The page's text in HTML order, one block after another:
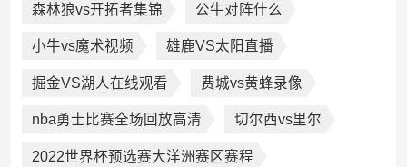
森林狼vs开拓者集锦 公牛对阵什么
小牛vs魔术视频 雄鹿VS太阳直播
掘金VS湖人在线观看 费城vs黄蜂录像
nba勇士比赛全场回放高清 切尔西vs里尔
2022世界杯预选赛大洋洲赛区赛程